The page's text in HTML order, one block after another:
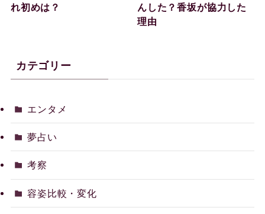
れ初めは？
んした？香坂が協力した
理由
カテゴリー
エンタメ
夢占い
考察
容姿比較・変化